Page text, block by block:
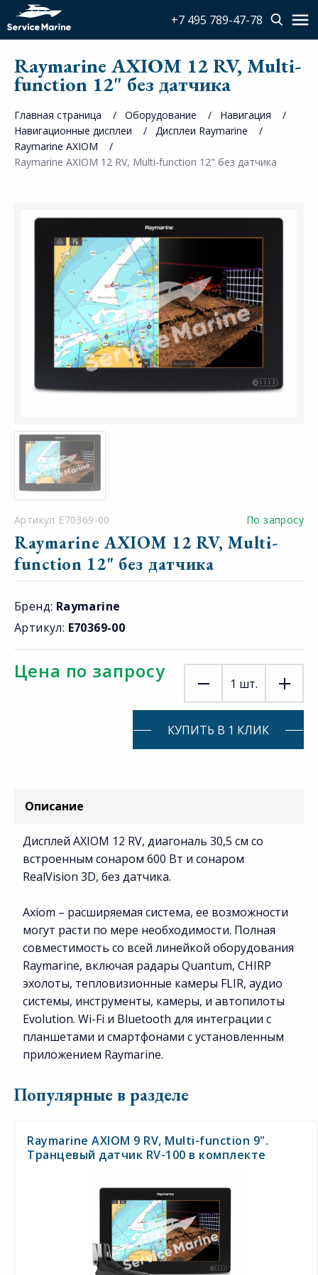
+7 495 789-47-78
Raymarine AXIOM 12 RV, Multi-
function 12" без датчика
Главная страница Оборудование
Навигация
Навигационные дисплеи
Дисплеи Raymarine
Raymarine AXIOM
Raymarine AXIOM 12 RV, Multi-function 12" без датчика
Артикул E70369-00 По запросу
Raymarine AXIOM 12 RV, Multi-
function 12" без датчика
Бренд: Raymarine
Артикул: E70369-00
Цена по запросу
1 шт.
КУПИТЬ В 1 КЛИК
Описание
Дисплей AXIOM 12 RV, диагональ 30,5 см со
встроенным сонаром 600 Вт и сонаром
RealVision 3D, без датчика.
Axiom – расширяемая система, ее возможности
могут расти по мере необходимости. Полная
совместимость со всей линейкой оборудования
Raymarine, включая радары Quantum, CHIRP
эхолоты, тепловизионные камеры FLIR, аудио
системы, инструменты, камеры, и автопилоты
Evolution. Wi-Fi и Bluetooth для интеграции с
планшетами и смартфонами с установленным
приложением Raymarine.
Популярные в разделе
Raymarine AXIOM 9 RV, Multi-function 9".
Транцевый датчик RV-100 в комплекте